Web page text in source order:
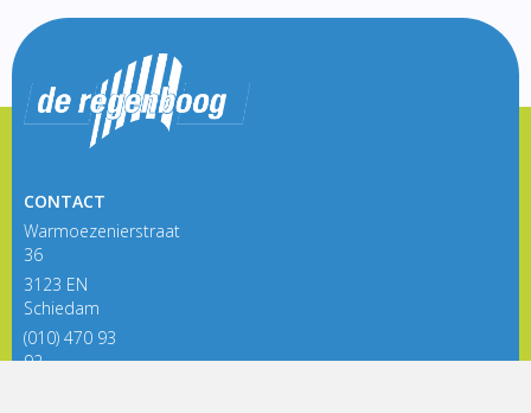
CONTACT
Warmoezenierstraat
36
3123 EN
Schiedam
(010) 470 93
92